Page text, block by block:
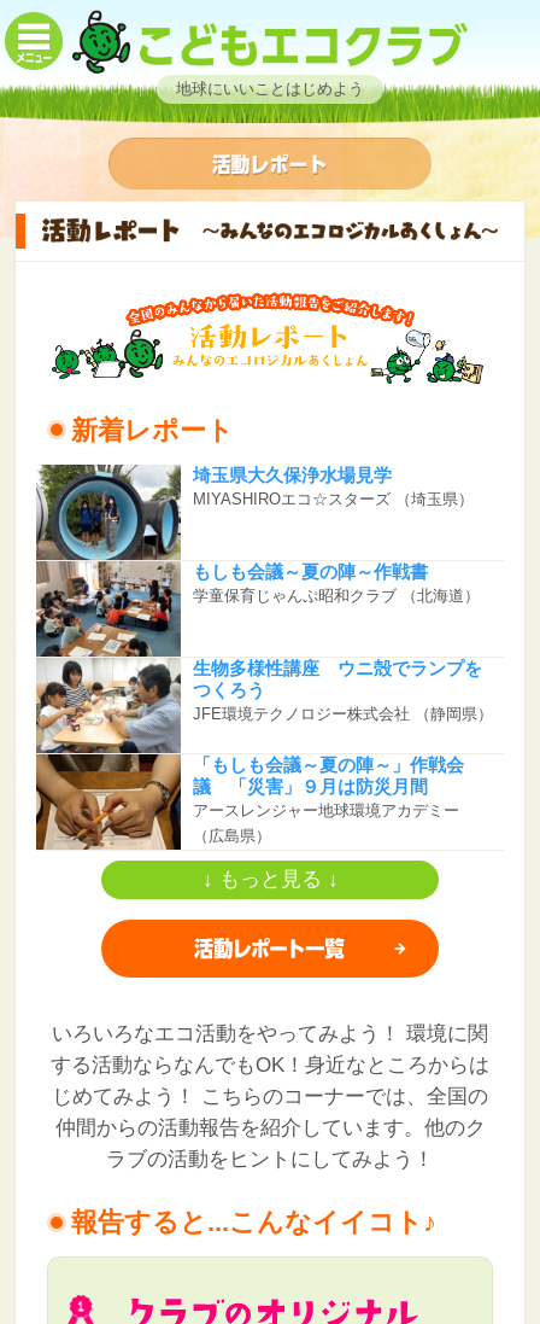
地球にいいことはじめよう
新着レポート
埼玉県大久保浄水場見学
MIYASHIROエコ☆スターズ （埼玉県）
もしも会議～夏の陣～作戦書
学童保育じゃんぷ昭和クラブ （北海道）
生物多様性講座 ウニ殻でランプを
つくろう
JFE環境テクノロジー株式会社 （静岡県）
「もしも会議～夏の陣～」作戦会
議 「災害」９月は防災月間
アースレンジャー地球環境アカデミー
（広島県）
↓ もっと見る ↓
いろいろなエコ活動をやってみよう！
環境に関
する活動ならなんでもOK！身近なところからは
じめてみよう！
こちらのコーナーでは、全国の
仲間からの活動報告を紹介しています。他のク
ラブの活動をヒントにしてみよう！
報告すると...こんなイイコト♪